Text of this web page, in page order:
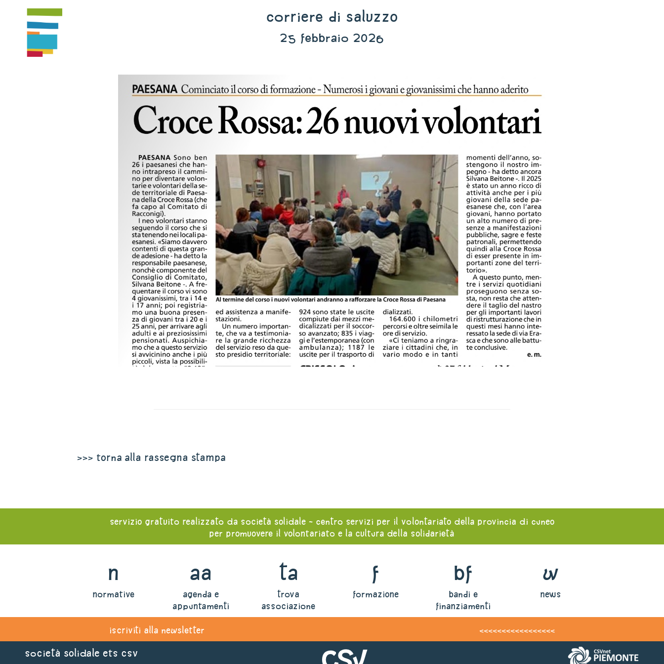
Corriere di Saluzzo
25 febbraio 2026
>>> torna alla rassegna stampa
servizio gratuito realizzato da società solidale - centro servizi per il volontariato della provincia di cuneo
per promuovere il volontariato e la cultura della solidarietà
n
normative
aa
agenda e
appuntamenti
ta
trova
associazione
f
formazione
bf
bandi e
finanziamenti
w
news
iscriviti alla newsletter <<<<<<<<<<<<<<<<<
Società Solidale ets CSV